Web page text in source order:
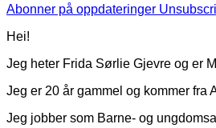
Abonner på oppdateringer
Hei!
Jeg heter Frida Sørlie Gjevre og er
Jeg er 20 år gammel og kommer fra
Jeg jobber som Barne- og